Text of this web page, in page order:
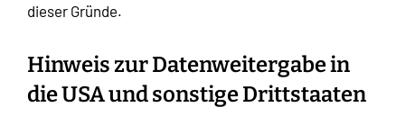
dieser Gründe.
Hinweis zur Datenweitergabe in
die USA und sonstige Drittstaaten